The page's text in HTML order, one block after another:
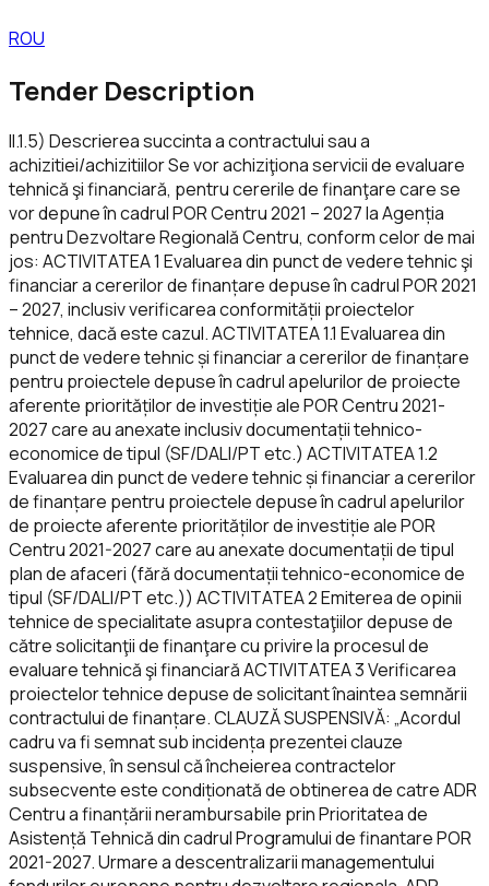
ROU
Tender Description
II.1.5) Descrierea succinta a contractului sau a
achizitiei/achizitiilor Se vor achiziţiona servicii de evaluare
tehnică şi financiară, pentru cererile de finanţare care se
vor depune în cadrul POR Centru 2021 – 2027 la Agenția
pentru Dezvoltare Regională Centru, conform celor de mai
jos: ACTIVITATEA 1 Evaluarea din punct de vedere tehnic şi
financiar a cererilor de finanțare depuse în cadrul POR 2021
– 2027, inclusiv verificarea conformității proiectelor
tehnice, dacă este cazul. ACTIVITATEA 1.1 Evaluarea din
punct de vedere tehnic și financiar a cererilor de finanțare
pentru proiectele depuse în cadrul apelurilor de proiecte
aferente priorităților de investiție ale POR Centru 2021-
2027 care au anexate inclusiv documentații tehnico-
economice de tipul (SF/DALI/PT etc.) ACTIVITATEA 1.2
Evaluarea din punct de vedere tehnic și financiar a cererilor
de finanțare pentru proiectele depuse în cadrul apelurilor
de proiecte aferente priorităților de investiție ale POR
Centru 2021-2027 care au anexate documentații de tipul
plan de afaceri (fără documentații tehnico-economice de
tipul (SF/DALI/PT etc.)) ACTIVITATEA 2 Emiterea de opinii
tehnice de specialitate asupra contestaţiilor depuse de
către solicitanţii de finanţare cu privire la procesul de
evaluare tehnică şi financiară ACTIVITATEA 3 Verificarea
proiectelor tehnice depuse de solicitant înaintea semnării
contractului de finanțare. CLAUZĂ SUSPENSIVĂ: „Acordul
cadru va fi semnat sub incidența prezentei clauze
suspensive, în sensul că încheierea contractelor
subsecvente este condiționată de obtinerea de catre ADR
Centru a finanțării nerambursabile prin Prioritatea de
Asistență Tehnică din cadrul Programului de finantare POR
2021-2027. Urmare a descentralizarii managementului